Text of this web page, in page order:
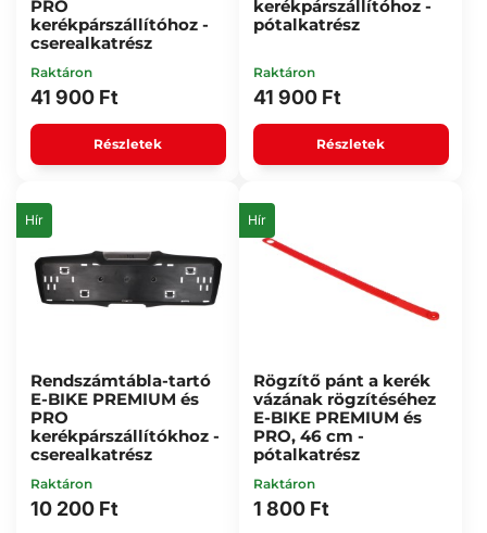
PRO
kerékpárszállítóhoz -
cserealkatrész
Raktáron
41 900 Ft
Részletek
kerékpárszállítóhoz -
pótalkatrész
Raktáron
41 900 Ft
Részletek
Hír
Rendszámtábla-tartó
E-BIKE PREMIUM és
PRO
kerékpárszállítókhoz -
cserealkatrész
Raktáron
10 200 Ft
Hír
Rögzítő pánt a kerék
vázának rögzítéséhez
E-BIKE PREMIUM és
PRO, 46 cm -
pótalkatrész
Raktáron
1 800 Ft